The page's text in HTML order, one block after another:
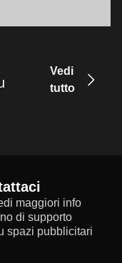
Vedi
tutto
maggiori info
di supporto
spazi pubblicitari